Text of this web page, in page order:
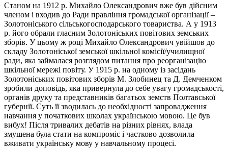
Станом на 1912 р. Михайло Олександрович вже був дійсним
членом і входив до Ради правління громадської організації –
Золотоніського сільськогосподарського товариства. А у 1913
р. його обрали гласним Золотоніських повітових земських
зборів. У цьому ж році Михайло Олександрович увійшов до
складу Золотоніської земської шкільної комісії/училищної
ради, яка займалася розглядом питання про реорганізацію
шкільної мережі повіту. У 1915 р. на одному із засідань
Золотоніських повітових зборів М. Злобинец та Д. Демченком
зробили доповідь, яка привернула до себе увагу громадськості,
органів друку та представників багатьох земств Полтавської
губернії. Суть її зводилась до необхідності запровадження
навчання у початкових школах українською мовою. Це був
вибух! Після тривалих дебатів на різних рівнях, влада
змушена була стати на компроміс і частково дозволила
вживати українську мову у навчальному процесі.